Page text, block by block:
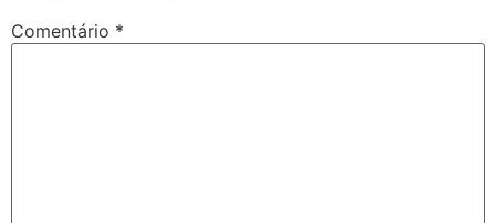
Comentário *